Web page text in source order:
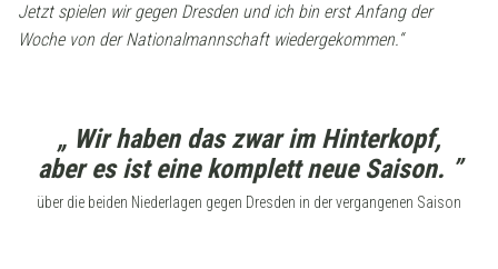
Jetzt spielen wir gegen Dresden und ich bin erst Anfang der
Woche von der Nationalmannschaft wiedergekommen.“
„ Wir haben das zwar im Hinterkopf,
aber es ist eine komplett neue Saison. ”
über die beiden Niederlagen gegen Dresden in der vergangenen Saison